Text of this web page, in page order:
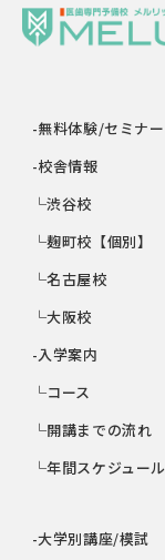
-無料体験/セミナー
-校舎情報
└渋谷校
└麹町校【個別】
└名古屋校
└大阪校
-入学案内
└コース
└開講までの流れ
└年間スケジュール
-大学別講座/模試